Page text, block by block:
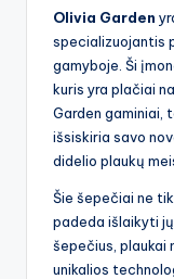
Olivia Garden
specializuojantis
gamyboje. Ši
kuris yra plačiai
Garden gaminiai,
išsiskiria savo
didelio plaukų
Šie šepečiai ne
padeda išlaikyti
šepečius, plaukai
unikalios